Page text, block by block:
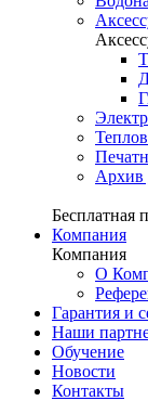
Архив
Бесплатная
Компания
Компания
О
Гарантия и
Наши
Обучение
Новости
Контакты